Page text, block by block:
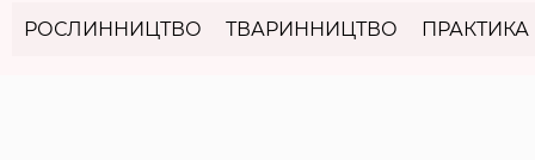
РОСЛИННИЦТВО ТВАРИННИЦТВО ПРАКТИКА